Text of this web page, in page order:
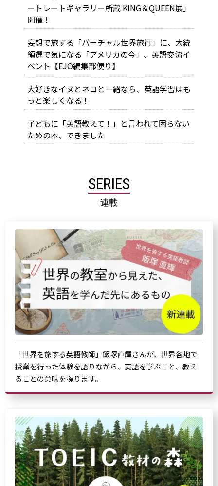
ートレートギャラリー所蔵 KING＆QUEEN展」
開催！
妄想で旅する「バーチャル世界旅行」に、大統
領選で気になる「アメリカの今」、英語交流イ
ベント【EJO編集部便り】
大好きなイヌとネコと一緒なら、英語学習はも
っと楽しくなる！
子どもに「英語教えて！」と言われて困らない
ための本、できました
SERIES
連載
「世界を旅する英語教師」飯塚直輝さんが、世界各地で
授業を行った体験を語りながら、英語を学ぶこと、教え
ることの意味を探ります。